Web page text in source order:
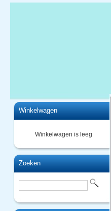
Winkelwagen
Winkelwagen is leeg
Zoeken